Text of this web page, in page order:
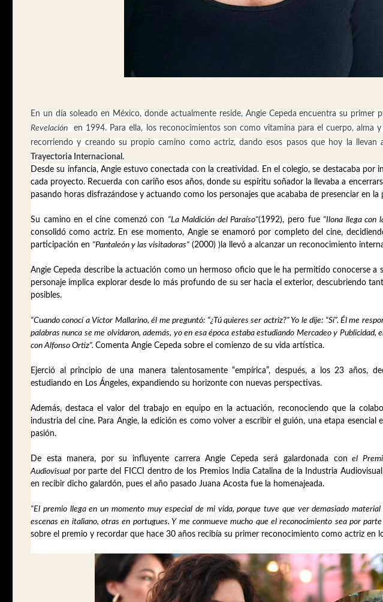
En un día soleado en México, donde actualmente reside, Angie Cepeda encuentra su primer
Revelación
en 1994. Para ella, los reconocimientos son como vitamina para el cuerpo, alma
recorriendo y creando su propio camino como actriz, dando esos pasos que hoy la llevan
Trayectoria Internacional.
Desde su infancia, Angie estuvo conectada con la creatividad. En el colegio, se destacaba por
cada proyecto. Recuerda con cariño esos años, donde su espíritu soñador la llevaba a
pasando horas disfrazándose y actuando como los personajes que acababa de presenciar en la
Su camino en el cine comenzó con "La Maldición del Paraíso"(1992), pero fue "Ilona llega con
consolidó como actriz. En ese momento, Angie se enamoró por completo del cine,
participación en "Pantaleón y las visitadoras" (2000) )la llevó a alcanzar un reconocimiento
Angie Cepeda describe la actuación como un hermoso oficio que le ha permitido conocerse a
personaje implica explorar desde lo más profundo de su ser hacia el exterior, descubriendo
posibles.
“Cuando conocí a Víctor Mallarino, él me preguntó: “¿Tú quieres ser actriz?” Yo le dije: “Sí”. Él me
palabras nunca se me olvidaron, además, yo en esa época estaba estudiando Mercadeo y Publicidad,
con Alfonso Ortiz”. Comenta Angie Cepeda sobre el comienzo de su vida artística.
Ejerció al principio de una manera talentosamente “empírica”, después, a los 23 años,
estudiando en Los Ángeles, expandiendo su horizonte con nuevas perspectivas.
Además, destaca el valor del trabajo en equipo en la actuación, reconociendo que la
industria del cine. Para Angie, la edición es como volver a escribir el guión, una etapa
pasión.
De esta manera, por su influyente carrera Angie Cepeda será galardonada con el
Audiovisual por parte del FICCI dentro de los Premios India Catalina de la Industria
en recibir dicho galardón, pues el año pasado Juana Acosta fue la homenajeada.
“El premio llega en un momento muy especial de mi vida, porque tuve que ver demasiado
escenas en italiano, otras en portugues. Y me conmueve mucho que el reconocimiento sea por parte
sobre el premio y recordar que hace 30 años recibía su primer reconocimiento como actriz en